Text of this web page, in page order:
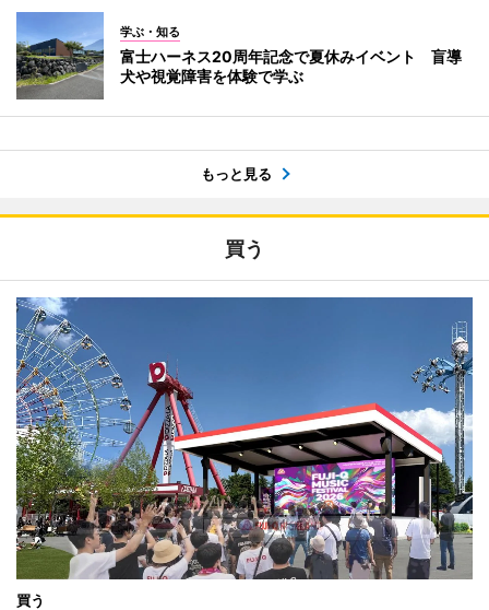
学ぶ・知る
富士ハーネス20周年記念で夏休みイベント 盲導
犬や視覚障害を体験で学ぶ
もっと見る
買う
買う